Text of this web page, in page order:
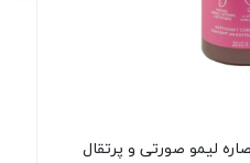
لیمو صورتی و پرتقال